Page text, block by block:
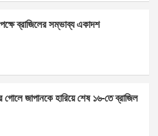
e ব্রাজিলের সম্ভাব্য একাদশ
গোলে জাপানকে হারিয়ে শেষ ১৬-তে ব্রাজিল